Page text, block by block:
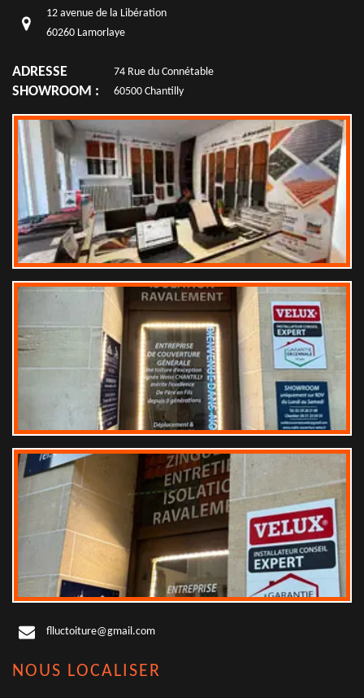
12 avenue de la Libération
60260 Lamorlaye
ADRESSE
SHOWROOM :
74 Rue du Connétable
60500 Chantilly
flluctoiture@gmail.com
NOUS LOCALISER